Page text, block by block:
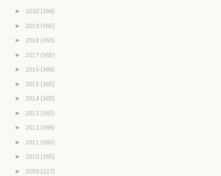
► 2020 (366)
► 2019 (365)
► 2018 (365)
► 2017 (365)
► 2016 (366)
► 2015 (365)
► 2014 (365)
► 2013 (365)
► 2012 (366)
► 2011 (365)
► 2010 (365)
► 2009 (227)